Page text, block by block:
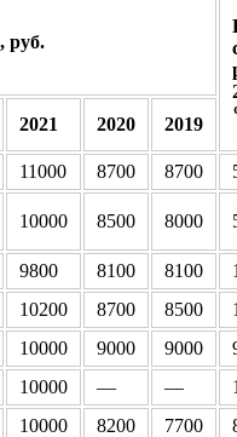
руб.
2021 2020 2019
11000 8700 8700
10000 8500 8000
9800 8100 8100
10200 8700 8500
10000 9000 9000
10000 — —
10000 8200 7700